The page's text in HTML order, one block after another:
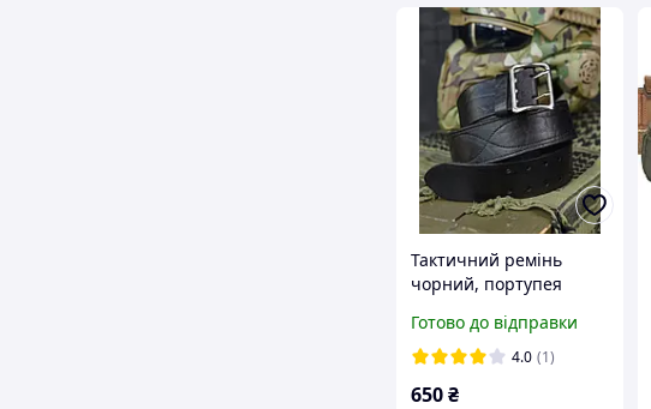
Тактичний ремінь
чорний, портупея
ремінь, ремінь для
військових чорний
Готово до відправки
4.0 (1)
650₴